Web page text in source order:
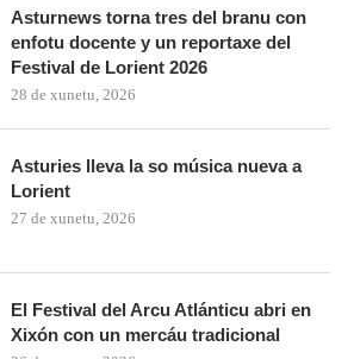
Asturnews torna tres del branu con
enfotu docente y un reportaxe del
Festival de Lorient 2026
28 de xunetu, 2026
Asturies lleva la so música nueva a
Lorient
27 de xunetu, 2026
El Festival del Arcu Atlánticu abri en
Xixón con un mercáu tradicional